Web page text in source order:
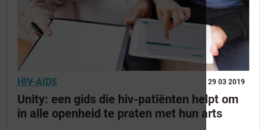
29 03 2019
HIV-AIDS
Unity: een gids die hiv-patiënten helpt om
in alle openheid te praten met hun arts